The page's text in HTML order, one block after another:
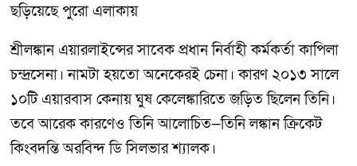
ছড়িয়েছে পুরো এলাকায়
শ্রীলঙ্কান এয়ারলাইন্সের সাবেক প্রধান নির্বাহী কর্মকর্তা কাপিলা
চন্দ্রসেনা। নামটা হয়তো অনেকেরই চেনা। কারণ ২০১৩ সালে
১০টি এয়ারবাস কেনায় ঘুষ কেলেঙ্কারিতে জড়িত ছিলেন তিনি।
তবে আরেক কারণেও তিনি আলোচিত—তিনি লঙ্কান ক্রিকেট
কিংবদন্তি অরবিন্দ ডি সিলভার শ্যালক।